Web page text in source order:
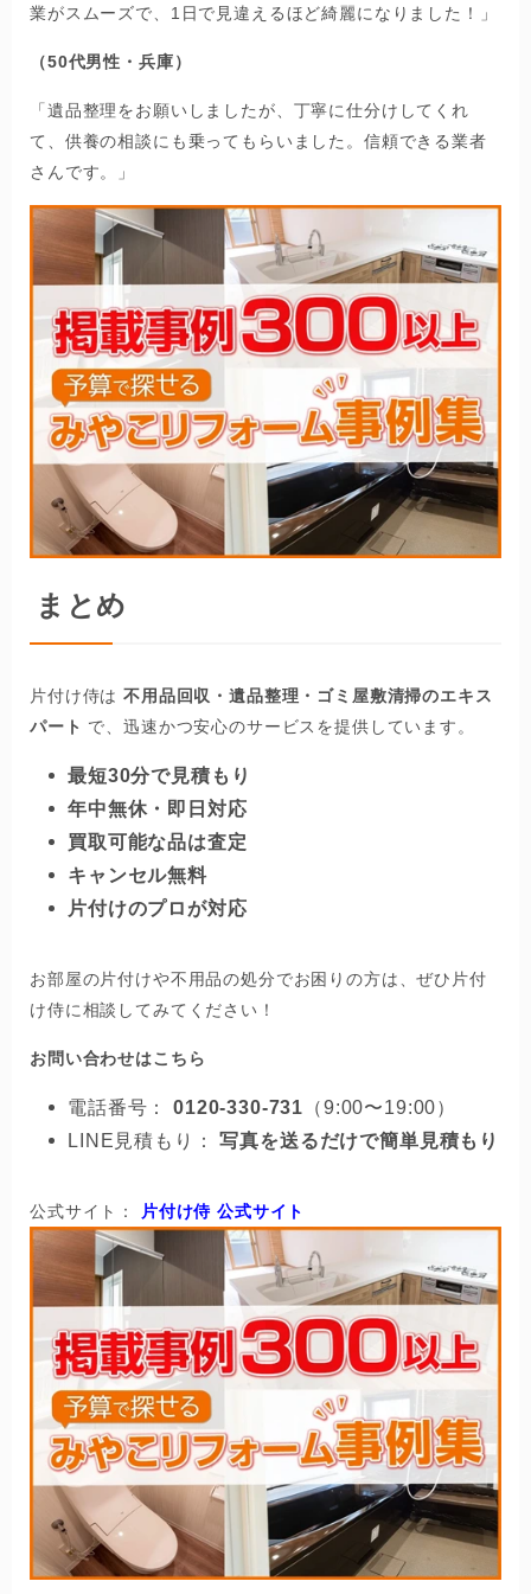
業がスムーズで、1日で見違えるほど綺麗になりました！」
（50代男性・兵庫）
「遺品整理をお願いしましたが、丁寧に仕分けしてくれ
て、供養の相談にも乗ってもらいました。信頼できる業者
さんです。」
まとめ
片付け侍は不用品回収・遺品整理・ゴミ屋敷清掃のエキス
パート で、迅速かつ安心のサービスを提供しています。
最短30分で見積もり
年中無休・即日対応
買取可能な品は査定
キャンセル無料
片付けのプロが対応
お部屋の片付けや不用品の処分でお困りの方は、ぜひ片付
け侍に相談してみてください！
お問い合わせはこちら
電話番号：0120-330-731 （9:00〜19:00）
LINE見積もり：写真を送るだけで簡単見積もり
公式サイト： 片付け侍 公式サイト